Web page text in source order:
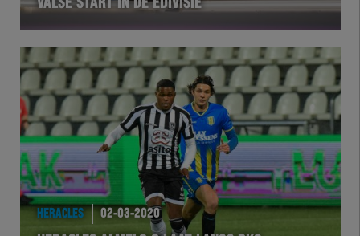
VALSE START IN DE EDIVISIE
HERACLES 02-03-2020